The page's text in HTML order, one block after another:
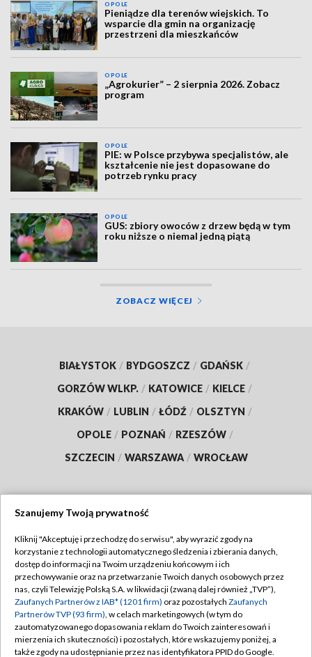
OPOLE
Pieniądze dla terenów wiejskich. To
wsparcie dla gmin na organizację
przestrzeni dla mieszkańców
OPOLE
„Agrokurier” – 2 sierpnia 2026. Zobacz
program
OPOLE
PIE: w Polsce przybywa specjalistów, ale
kształcenie nie jest dopasowane do
potrzeb rynku pracy
OPOLE
GUS: zbiory owoców z drzew będą w tym
roku niższe o niemal jedną piątą
ZOBACZ WIĘCEJ
BIAŁYSTOK / BYDGOSZCZ / GDAŃSK /
GORZÓW WLKP. / KATOWICE / KIELCE /
KRAKÓW / LUBLIN / ŁÓDŹ / OLSZTYN /
OPOLE / POZNAŃ / RZESZÓW /
SZCZECIN / WARSZAWA / WROCŁAW
TVP
Abonament TVP
Emisja w TVP
Centrum informacji TVP
Naziemna Telewizja Cyfrowa
Regulamin TVP
Polityka prywatności
Moje zgody
Pomoc
Szanujemy Twoją prywatność
Kliknij "Akceptuję i przechodzę do serwisu", aby wyrazić zgody na
korzystanie z technologii automatycznego śledzenia i zbierania danych,
dostęp do informacji na Twoim urządzeniu końcowym i ich
przechowywanie oraz na przetwarzanie Twoich danych osobowych przez
nas, czyli Telewizję Polską S.A. w likwidacji (zwaną dalej również „TVP”),
Zaufanych Partnerów z IAB* (1201 firm) oraz pozostałych Zaufanych
Partnerów TVP (93 firm), w celach marketingowych (w tym do
zautomatyzowanego dopasowania reklam do Twoich zainteresowań i
mierzenia ich skuteczności) i pozostałych, które wskazujemy poniżej, a
także zgody na udostępnianie przez nas identyfikatora PPID do Google.